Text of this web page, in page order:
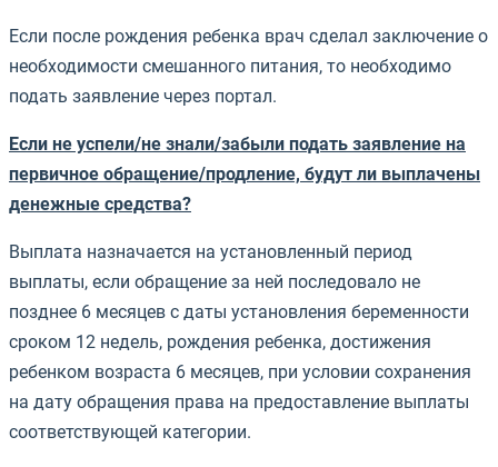
Если после рождения ребенка врач сделал заключение о
необходимости смешанного питания, то необходимо
подать заявление через портал.
Если не успели/не знали/забыли подать заявление на
первичное обращение/продление, будут ли выплачены
денежные средства?
Выплата назначается на установленный период
выплаты, если обращение за ней последовало не
позднее 6 месяцев с даты установления беременности
сроком 12 недель, рождения ребенка, достижения
ребенком возраста 6 месяцев, при условии сохранения
на дату обращения права на предоставление выплаты
соответствующей категории.